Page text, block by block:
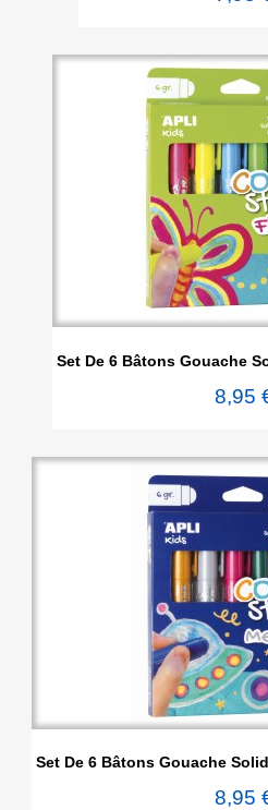
Set De 6 Bâtons Gouache
8,95
Set De 6 Bâtons Gouache
8,95